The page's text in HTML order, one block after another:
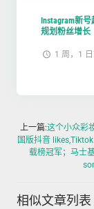
Instagram新
规划粉丝增长
1 周，1
上一篇:这个小众彩
国版抖音
载榜冠军；马士
相似文章列表